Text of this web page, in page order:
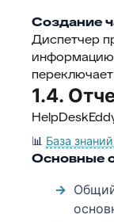
Создание
Диспетчер
информацию
1.4.
📊 База
Основные